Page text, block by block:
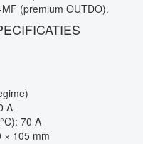
(premium OUTDO).
A
70 A
× 105 mm